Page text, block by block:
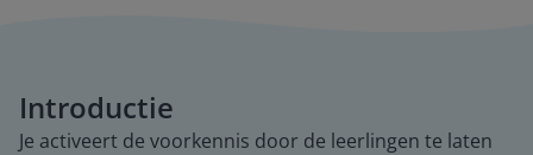
Introductie
Je activeert de voorkennis door de leerlingen te laten